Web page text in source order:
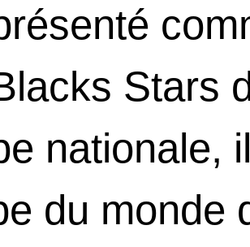
Stars
nationale,
du monde